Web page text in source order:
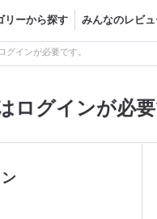
リーから探す みんなのレビ
グインが必要です。
ログインが必要